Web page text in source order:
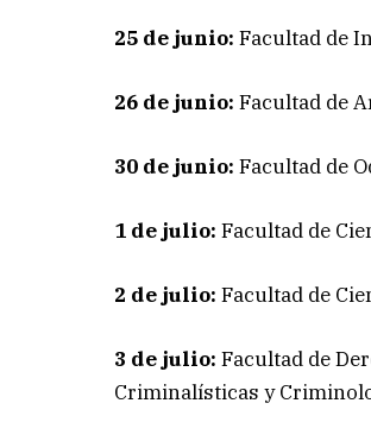
25 de junio: Facultad de
26 de junio: Facultad de
30 de junio: Facultad de
1 de julio: Facultad de
2 de julio: Facultad de
3 de julio: Facultad de
Criminalísticas y